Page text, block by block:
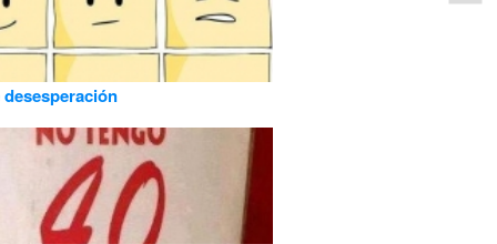
desesperación